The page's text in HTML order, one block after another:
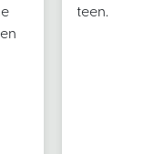
teen.